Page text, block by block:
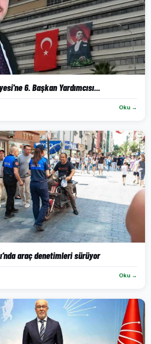
6. Başkan Yardımcısı...
Oku →
araç denetimleri sürüyor
Oku →